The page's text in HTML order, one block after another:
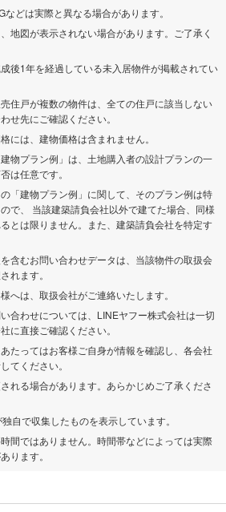
どは実際と異なる場合があります。
地図が表示されない場合があります。ご了承く
後1年を経過している未入居物件が掲載されてい
住戸が複数の物件は、全ての住戸に該当しない
せ先にご確認ください。
には、建物価格は含まれません。
物プラン例」は、土地購入者の設計プランの一
は任意です。
「建物プラン例」に関して、そのプラン例は特
で、 当該建築請負会社以外で建てた場合、同様
とは限りません。また、建築請負会社を特定す
含むお問い合わせデータは、当該物件の取扱会
れます。
へは、取扱会社がご連絡いたします。
合わせについては、LINEヤフー株式会社は一切
に直接ご確認ください。
たってはお客様ご自身が情報を確認し、各会社
てください。
れる場合があります。あらかじめご了承くださ
自で収集したものを表示しています。
間ではありません。時間帯などによっては実際
ります。